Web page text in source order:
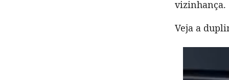
vizinhança.
Veja a